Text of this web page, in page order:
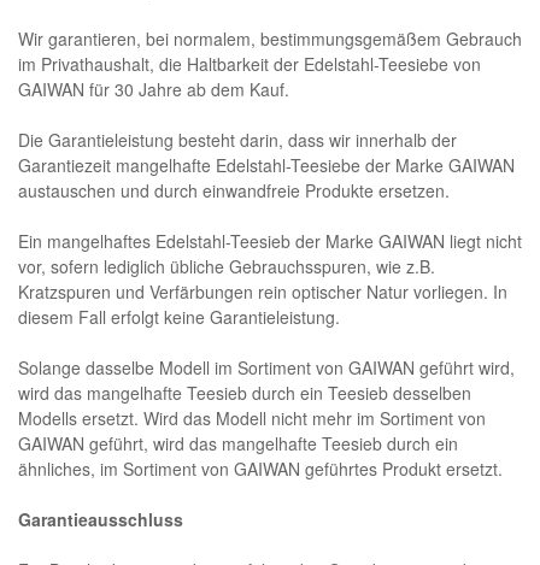
Wir garantieren, bei normalem, bestimmungsgemäßem Gebrauch
im Privathaushalt, die Haltbarkeit der Edelstahl-Teesiebe von
GAIWAN für 30 Jahre ab dem Kauf.
Die Garantieleistung besteht darin, dass wir innerhalb der
Garantiezeit mangelhafte Edelstahl-Teesiebe der Marke GAIWAN
austauschen und durch einwandfreie Produkte ersetzen.
Ein mangelhaftes Edelstahl-Teesieb der Marke GAIWAN liegt nicht
vor, sofern lediglich übliche Gebrauchsspuren, wie z.B.
Kratzspuren und Verfärbungen rein optischer Natur vorliegen. In
diesem Fall erfolgt keine Garantieleistung.
Solange dasselbe Modell im Sortiment von GAIWAN geführt wird,
wird das mangelhafte Teesieb durch ein Teesieb desselben
Modells ersetzt. Wird das Modell nicht mehr im Sortiment von
GAIWAN geführt, wird das mangelhafte Teesieb durch ein
ähnliches, im Sortiment von GAIWAN geführtes Produkt ersetzt.
Garantieausschluss